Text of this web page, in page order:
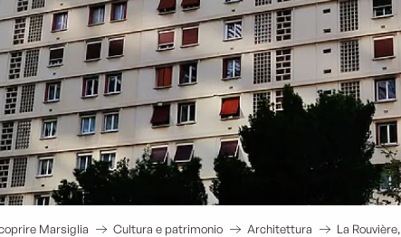
Marsiglia Cultura e patrimonio Architettura La